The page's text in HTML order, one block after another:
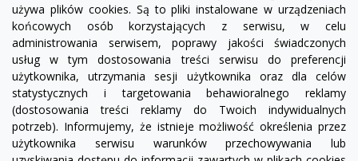
używa plików cookies. Są to pliki instalowane w urządzeniach
końcowych osób korzystających z serwisu, w celu
administrowania serwisem, poprawy jakości świadczonych
usług w tym dostosowania treści serwisu do preferencji
użytkownika, utrzymania sesji użytkownika oraz dla celów
statystycznych i targetowania behawioralnego reklamy
(dostosowania treści reklamy do Twoich indywidualnych
potrzeb). Informujemy, że istnieje możliwość określenia przez
użytkownika serwisu warunków przechowywania lub